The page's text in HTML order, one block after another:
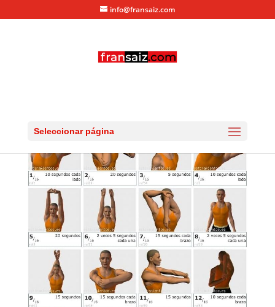
info@fransaiz.com
Seleccionar página